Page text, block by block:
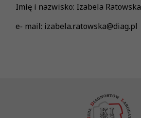
Imię i nazwisko: Izabela Ratowska
e- mail: izabela.ratowska@diag.pl